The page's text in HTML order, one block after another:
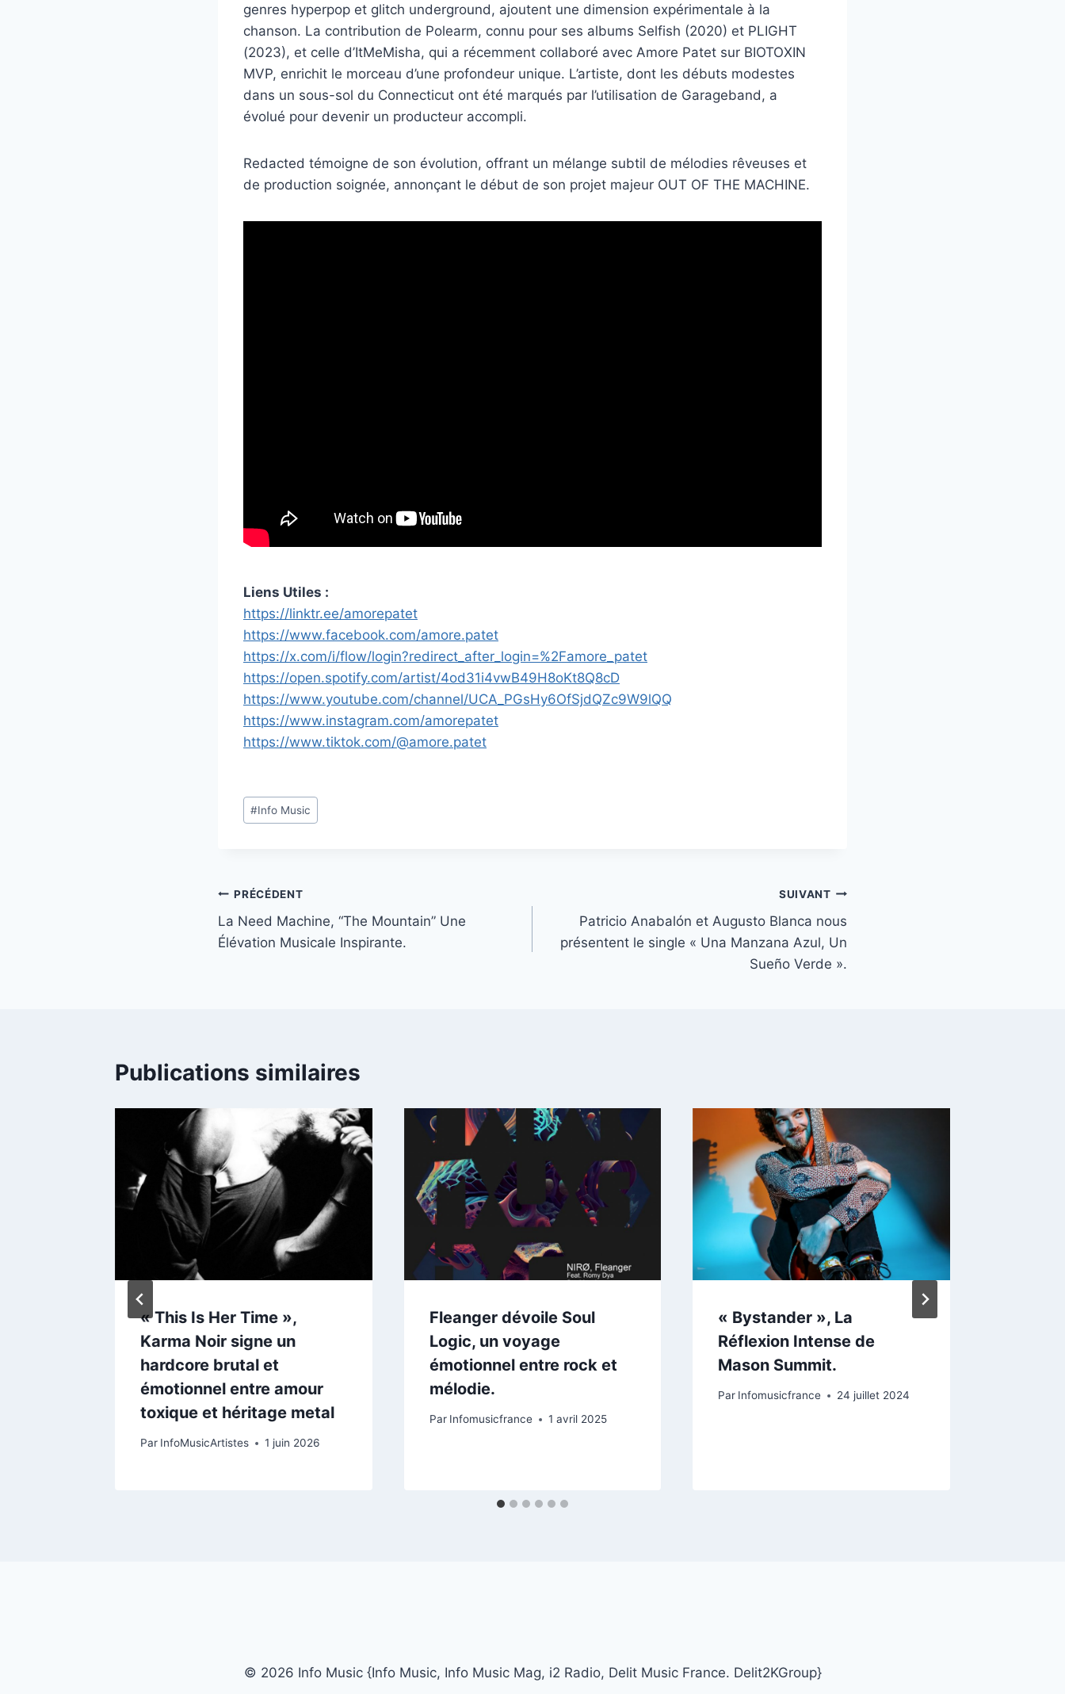
genres hyperpop et glitch underground, ajoutent une dimension expérimentale à la
chanson. La contribution de Polearm, connu pour ses albums Selfish (2020) et PLIGHT
(2023), et celle d’ItMeMisha, qui a récemment collaboré avec Amore Patet sur BIOTOXIN
MVP, enrichit le morceau d’une profondeur unique. L’artiste, dont les débuts modestes
dans un sous-sol du Connecticut ont été marqués par l’utilisation de Garageband, a
évolué pour devenir un producteur accompli.
Redacted témoigne de son évolution, offrant un mélange subtil de mélodies rêveuses et
de production soignée, annonçant le début de son projet majeur OUT OF THE MACHINE.
Liens Utiles :
https://linktr.ee/amorepatet
https://www.facebook.com/amore.patet
https://x.com/i/flow/login?redirect_after_login=%2Famore_patet
https://open.spotify.com/artist/4od31i4vwB49H8oKt8Q8cD
https://www.youtube.com/channel/UCA_PGsHy6OfSjdQZc9W9lQQ
https://www.instagram.com/amorepatet
https://www.tiktok.com/@amore.patet
Étiquettes
de
#Info Music
Navigation
de
PRÉCÉDENT
La Need Machine, “The Mountain” Une
Élévation Musicale Inspirante.
SUIVANT
Patricio Anabalón et Augusto Blanca nous
présentent le single « Una Manzana Azul, Un
Sueño Verde ».
Publications similaires
« This Is Her Time »,
Karma Noir signe un
hardcore brutal et
émotionnel entre amour
toxique et héritage metal
Par InfoMusicArtistes 1 juin 2026
Fleanger dévoile Soul
Logic, un voyage
émotionnel entre rock et
mélodie.
Par Infomusicfrance 1 avril 2025
« Bystander », La
Réflexion Intense de
Mason Summit.
Par Infomusicfrance 24 juillet 2024
© 2026 Info Music {Info Music, Info Music Mag, i2 Radio, Delit Music France. Delit2KGroup}